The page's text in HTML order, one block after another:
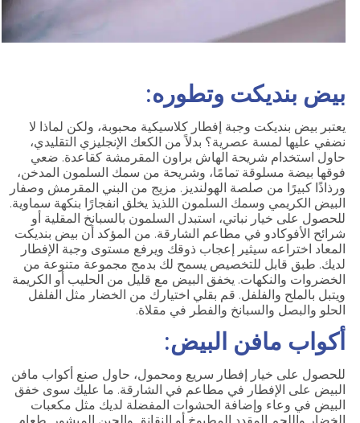
بيض بنديكت وتطوره:
يعتبر بيض بنديكت وجبة إفطار كلاسيكية محبوبة، ولكن لماذا لا
نضفي عليها لمسة عصرية؟ بدلاً من الكعك الإنجليزي التقليدي،
حاول استخدام شريحة الهاش براون المقرمشة كقاعدة. ضعي
فوقها بيضة مسلوقة تمامًا، وشريحة من سمك السلمون المدخن،
ورذاذًا كبيرًا من صلصة الهولنديز. مزيج من البني المقرمش وصفار
البيض الكريمي وسمك السلمون اللذيذ يخلق انفجارًا بنكهة سماوية.
للحصول على خيار نباتي، استبدل السلمون بالسبانخ المقلية أو
شرائح الأفوكادو في مطاعم الشارقة. من المؤكد أن بيض بنديكت
المعاد اختراعه سيثير إعجاب ذوقك ويرفع مستوى وجبة الإفطار
لديك. طبق قابل للتخصيص يسمح لك بدمج مجموعة متنوعة من
الخضروات والنكهات. يخفق البيض مع قليل من الحليب أو الكريمة
ويتبل بالملح والفلفل. قم بقلي اختيارك من الخضار مثل الفلفل
الحلو والبصل والسبانخ والفطر في مقلاة.
أكواب مافن البيض:
للحصول على خيار إفطار سريع ومحمول، حاول صنع أكواب مافن
البيض على الإفطار في مطاعم في الشارقة. ما عليك سوى خفق
البيض في وعاء وإضافة الحشوات المفضلة لديك مثل مكعبات